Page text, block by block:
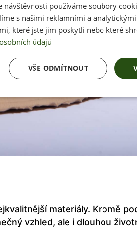
materiály. Kromě
vzhled, ale i dlouhou
návštěvnosti používáme soubory
s našimi reklamními a
které jste jim poskytli nebo které
údajů
VŠE ODMÍTNOUT